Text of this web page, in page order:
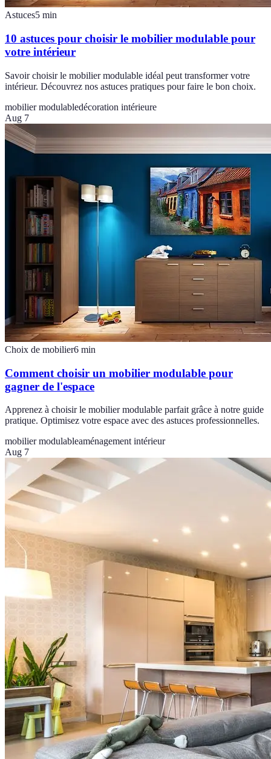
Astuces5 min
10 astuces pour choisir le mobilier modulable pour
votre intérieur
Savoir choisir le mobilier modulable idéal peut transformer votre
intérieur. Découvrez nos astuces pratiques pour faire le bon choix.
mobilier modulabledécoration intérieure
Aug 7
Choix de mobilier6 min
Comment choisir un mobilier modulable pour
gagner de l'espace
Apprenez à choisir le mobilier modulable parfait grâce à notre guide
pratique. Optimisez votre espace avec des astuces professionnelles.
mobilier modulableaménagement intérieur
Aug 7